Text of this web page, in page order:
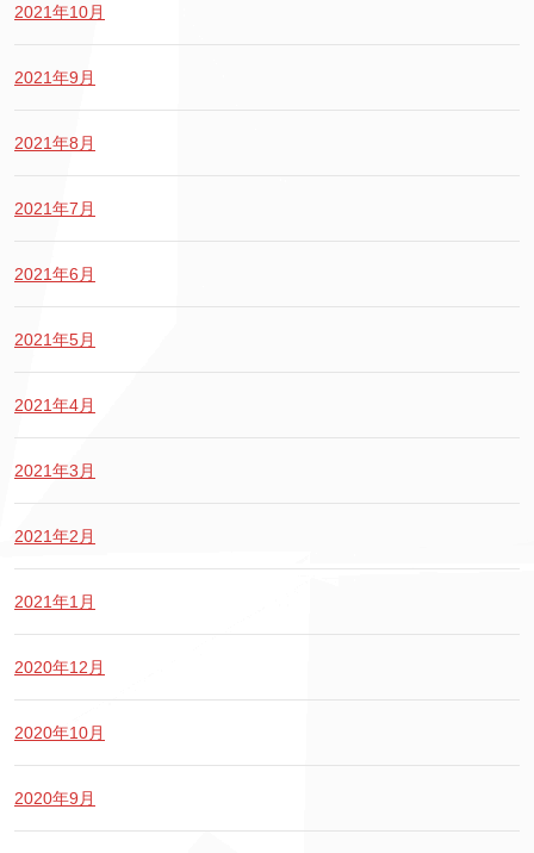
2021年10月
2021年9月
2021年8月
2021年7月
2021年6月
2021年5月
2021年4月
2021年3月
2021年2月
2021年1月
2020年12月
2020年10月
2020年9月